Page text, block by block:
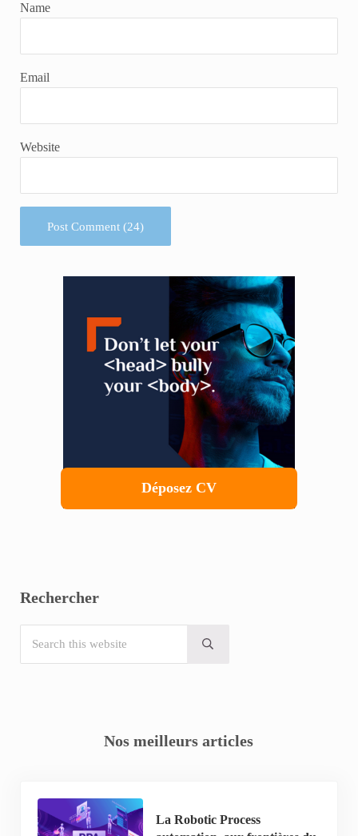
Name
Email
Website
Déposez CV
Rechercher
Submit search
Nos meilleurs articles
La Robotic Process